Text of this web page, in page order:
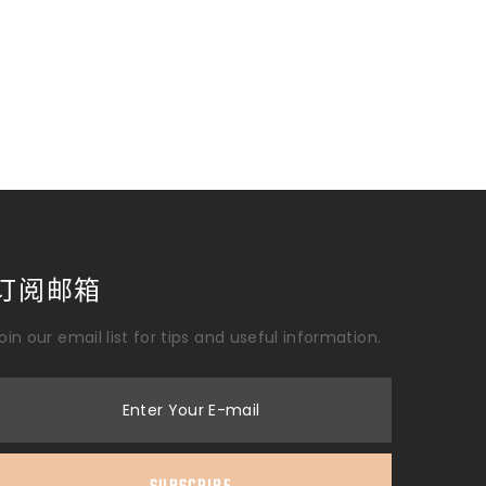
阅邮箱
our email list for tips and useful information.
Enter Your E-mail